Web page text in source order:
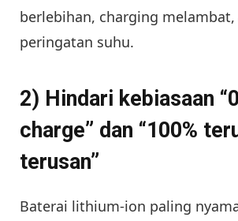
berlebihan, charging
peringatan suhu.
2) Hindari kebiasaan
charge” dan “100%
terusan”
Baterai lithium-ion paling